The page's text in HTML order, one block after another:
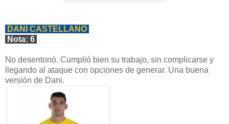
DANI CASTELLANO
Nota: 6
No desentonó. Cumplió bien su trabajo, sin complicarse y
llegando al ataque con opciones de generar. Una buena
versión de Dani.